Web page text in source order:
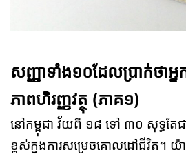
សញ្ញាទាំង១០ដែលប្រាក់ថាអ្ន
ភាពហិរញ្ញវត្ថុ (ភាគ១)
នៅកម្ពុជា វ័យពី ១៨ ទៅ ៣០ សុទ្ធតែ
ខ្ពស់ក្នុងការសម្រេចគោលដៅជីវិត។